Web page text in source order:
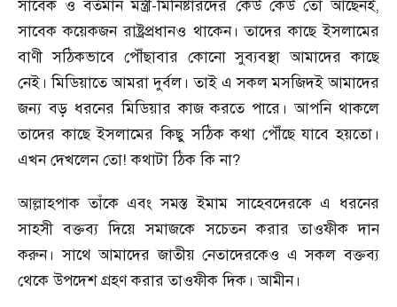
সাবেক ও বর্তমান মন্ত্রী-মিনিষ্টারদের কেউ কেউ তো আছেনই,
সাবেক কয়েকজন রাষ্ট্রপ্রধানও থাকেন। তাদের কাছে ইসলামের
বাণী সঠিকভাবে পৌঁছাবার কোনো সুব্যবস্থা আমাদের কাছে
নেই। মিডিয়াতে আমরা দুর্বল। তাই এ সকল মসজিদই আমাদের
জন্য বড় ধরনের মিডিয়ার কাজ করতে পারে। আপনি থাকলে
তাদের কাছে ইসলামের কিছু সঠিক কথা পৌঁছে যাবে হয়তো।
এখন দেখলেন তো! কথাটা ঠিক কি না?
আল্লাহপাক তাঁকে এবং সমস্ত ইমাম সাহেবদেরকে এ ধরনের
সাহসী বক্তব্য দিয়ে সমাজকে সচেতন করার তাওফীক দান
করুন। সাথে আমাদের জাতীয় নেতাদেরকেও এ সকল বক্তব্য
থেকে উপদেশ গ্রহণ করার তাওফীক দিক। আমীন।